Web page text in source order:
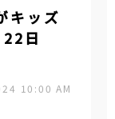
キッズ
日
10:00 AM